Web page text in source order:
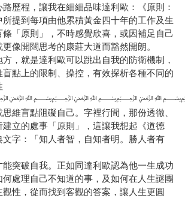
歷程，讓我在細細品味達利歐：《原則：
提到每項由他累積黃金四十年的工作及生
「原則」，不時感覺欣喜，或因補足自己
像開闊思考的康莊大道而豁然開朗。
，就是達利歐可以跳出自我的防衛機制，
點上的限制、操控，有效探析各種不同的
維盲點阻礙自己。字裡行間，那份透徹、
建立的處事「原則」，這讓我想起《道德
字：「知人者智，自知者明。勝人者有
突破自我。正如同達利歐認為他一生成功
處理自己不知道的事，及如何在人生謎團
性，從而找到客觀的答案，讓人生更圓